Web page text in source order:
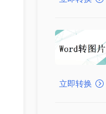
立即转换